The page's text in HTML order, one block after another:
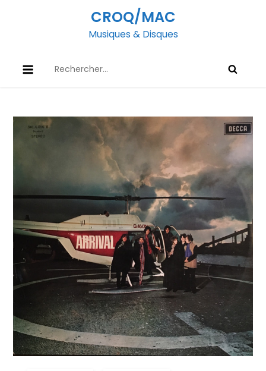
CROQ/MAC
Musiques & Disques